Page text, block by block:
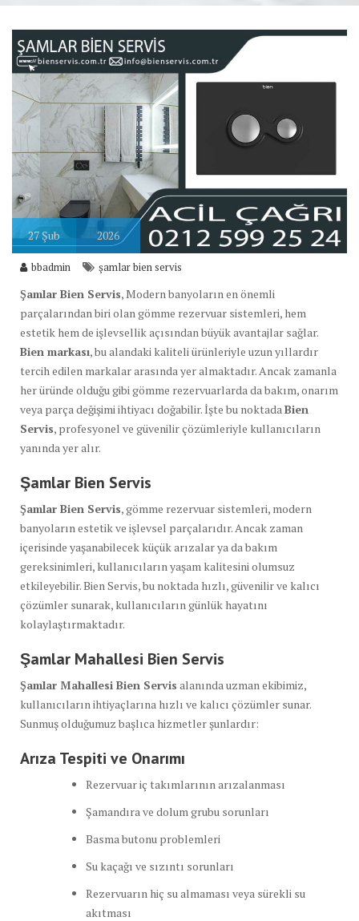
27 Şub 2026
bbadmin şamlar bien servis
Şamlar Bien Servis, Modern banyoların en önemli
parçalarından biri olan gömme rezervuar sistemleri, hem
estetik hem de işlevsellik açısından büyük avantajlar sağlar.
Bien markası, bu alandaki kaliteli ürünleriyle uzun yıllardır
tercih edilen markalar arasında yer almaktadır. Ancak zamanla
her üründe olduğu gibi gömme rezervuarlarda da bakım, onarım
veya parça değişimi ihtiyacı doğabilir. İşte bu noktada Bien
Servis, profesyonel ve güvenilir çözümleriyle kullanıcıların
yanında yer alır.
Şamlar Bien Servis
Şamlar Bien Servis, gömme rezervuar sistemleri, modern
banyoların estetik ve işlevsel parçalarıdır. Ancak zaman
içerisinde yaşanabilecek küçük arızalar ya da bakım
gereksinimleri, kullanıcıların yaşam kalitesini olumsuz
etkileyebilir. Bien Servis, bu noktada hızlı, güvenilir ve kalıcı
çözümler sunarak, kullanıcıların günlük hayatını
kolaylaştırmaktadır.
Şamlar Mahallesi Bien Servis
Şamlar Mahallesi Bien Servis alanında uzman ekibimiz,
kullanıcıların ihtiyaçlarına hızlı ve kalıcı çözümler sunar.
Sunmuş olduğumuz başlıca hizmetler şunlardır:
Arıza Tespiti ve Onarımı
Rezervuar iç takımlarının arızalanması
Şamandıra ve dolum grubu sorunları
Basma butonu problemleri
Su kaçağı ve sızıntı sorunları
Rezervuarın hiç su almaması veya sürekli su
akıtması